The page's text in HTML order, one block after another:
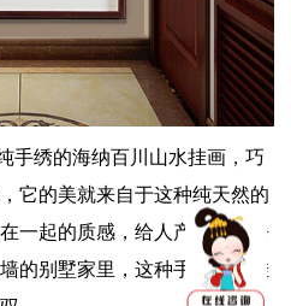
绣的海纳百川山水挂画，巧
它的美就来自于这种纯天然的
一起的质感，给人产生一种静
的别墅家里，这种手工刺绣挂